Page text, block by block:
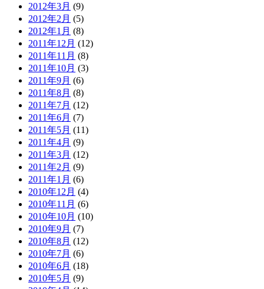
2012年3月 (9)
2012年2月 (5)
2012年1月 (8)
2011年12月 (12)
2011年11月 (8)
2011年10月 (3)
2011年9月 (6)
2011年8月 (8)
2011年7月 (12)
2011年6月 (7)
2011年5月 (11)
2011年4月 (9)
2011年3月 (12)
2011年2月 (9)
2011年1月 (6)
2010年12月 (4)
2010年11月 (6)
2010年10月 (10)
2010年9月 (7)
2010年8月 (12)
2010年7月 (6)
2010年6月 (18)
2010年5月 (9)